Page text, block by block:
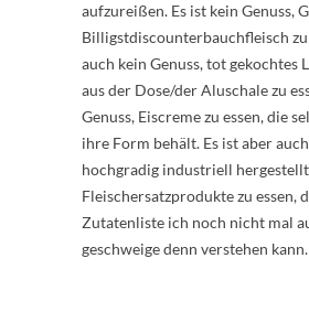
aufzureißen. Es ist kein Genuss,
Billigstdiscounterbauchfleisch zu
auch kein Genuss, tot gekochtes
aus der Dose/der Aluschale zu
Genuss, Eiscreme zu essen, die
ihre Form behält. Es ist aber
hochgradig industriell
Fleischersatzprodukte zu essen,
Zutatenliste ich noch nicht mal
geschweige denn verstehen kann.